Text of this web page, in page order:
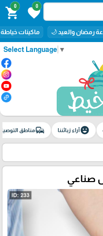
Select Language ▼
0
favorite
0
shopping_cart
رمضان والعيد 🌙 ماكينات خياطة
emoji_emotionsآراء زبائننا commuteمناطق